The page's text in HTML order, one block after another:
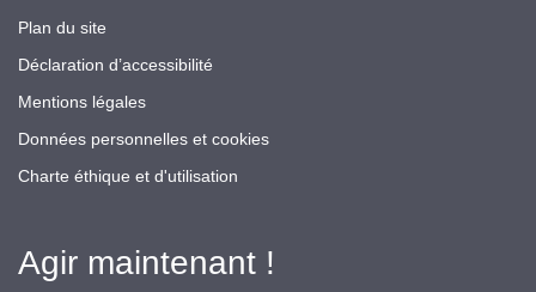
Plan du site
Déclaration d’accessibilité
Mentions légales
Données personnelles et cookies
Charte éthique et d'utilisation
Agir maintenant !